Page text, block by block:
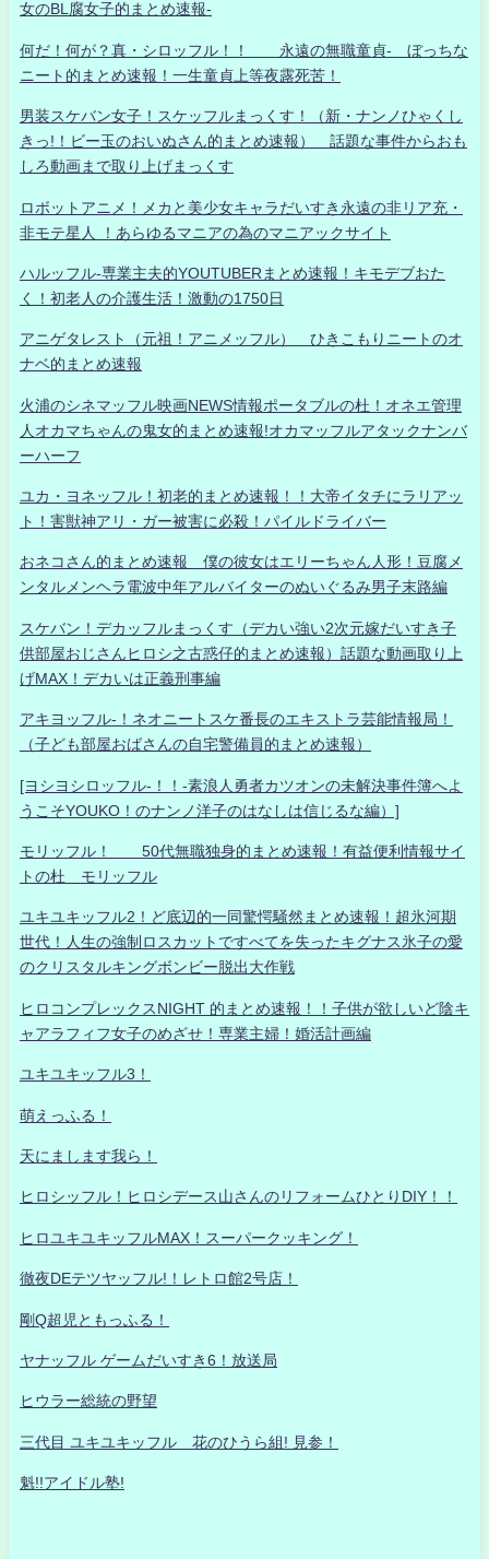
女のBL腐女子的まとめ速報-
何だ！何が？真・シロッフル！！ 永遠の無職童貞- ぼっちな
ニート的まとめ速報！一生童貞上等夜露死苦！
男装スケバン女子！スケッフルまっくす！（新・ナンノひゃくし
きっ!！ビー玉のおいぬさん的まとめ速報） 話題な事件からおも
しろ動画まで取り上げまっくす
ロボットアニメ！メカと美少女キャラだいすき永遠の非リア充・
非モテ星人 ！あらゆるマニアの為のマニアックサイト
ハルッフル-専業主夫的YOUTUBERまとめ速報！キモデブおた
く！初老人の介護生活！激動の1750日
アニゲタレスト（元祖！アニメッフル） ひきこもりニートのオ
ナベ的まとめ速報
火浦のシネマッフル映画NEWS情報ポータブルの杜！オネエ管理
人オカマちゃんの鬼女的まとめ速報!オカマッフルアタックナンバ
ーハーフ
ユカ・ヨネッフル！初老的まとめ速報！！大帝イタチにラリアッ
ト！害獣神アリ・ガー被害に必殺！パイルドライバー
おネコさん的まとめ速報 僕の彼女はエリーちゃん人形！豆腐メ
ンタルメンヘラ電波中年アルバイターのぬいぐるみ男子末路編
スケバン！デカッフルまっくす（デカい強い2次元嫁だいすき子
供部屋おじさんヒロシ之古惑仔的まとめ速報）話題な動画取り上
げMAX！デカいは正義刑事編
アキヨッフル-！ネオニートスケ番長のエキストラ芸能情報局！
（子ども部屋おばさんの自宅警備員的まとめ速報）
[ヨシヨシロッフル-！！-素浪人勇者カツオンの未解決事件簿へよ
うこそYOUKO！のナンノ洋子のはなしは信じるな編）]
モリッフル！ 50代無職独身的まとめ速報！有益便利情報サイ
トの杜 モリッフル
ユキユキッフル2！ど底辺的一同驚愕騒然まとめ速報！超氷河期
世代！人生の強制ロスカットですべてを失ったキグナス氷子の愛
のクリスタルキングボンビー脱出大作戦
ヒロコンプレックスNIGHT 的まとめ速報！！子供が欲しいど陰キ
ャアラフィフ女子のめざせ！専業主婦！婚活計画編
ユキユキッフル3！
萌えっふる！
天にまします我ら！
ヒロシッフル！ヒロシデース山さんのリフォームひとりDIY！！
ヒロユキユキッフルMAX！スーパークッキング！
徹夜DEテツヤッフル!！レトロ館2号店！
剛Q超児ともっふる！
ヤナッフル ゲームだいすき6！放送局
ヒウラー総統の野望
三代目 ユキユキッフル 花のひうら組! 見参！
魁!!アイドル塾!